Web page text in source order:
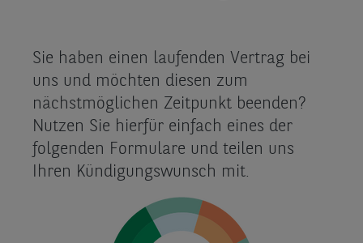
Sie haben einen laufenden Vertrag bei
uns und möchten diesen zum
nächstmöglichen Zeitpunkt beenden?
Nutzen Sie hierfür einfach eines der
folgenden Formulare und teilen uns
Ihren Kündigungswunsch mit.